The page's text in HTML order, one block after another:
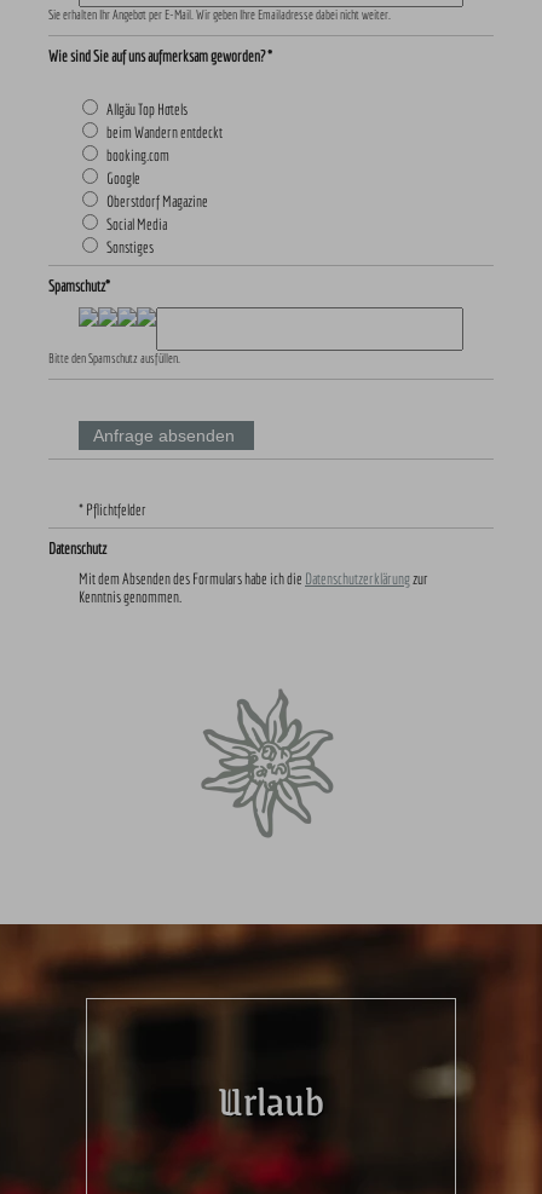
Sie erhalten Ihr Angebot per E-Mail. Wir geben Ihre Emailadresse dabei nicht weiter.
Wie sind Sie auf uns aufmerksam geworden? *
Allgäu Top Hotels
beim Wandern entdeckt
booking.com
Google
Oberstdorf Magazine
Social Media
Sonstiges
Spamschutz*
Bitte den Spamschutz ausfüllen.
* Pflichtfelder
Datenschutz
Mit dem Absenden des Formulars habe ich die Datenschutzerklärungzur
Kenntnis genommen.
Urlaub